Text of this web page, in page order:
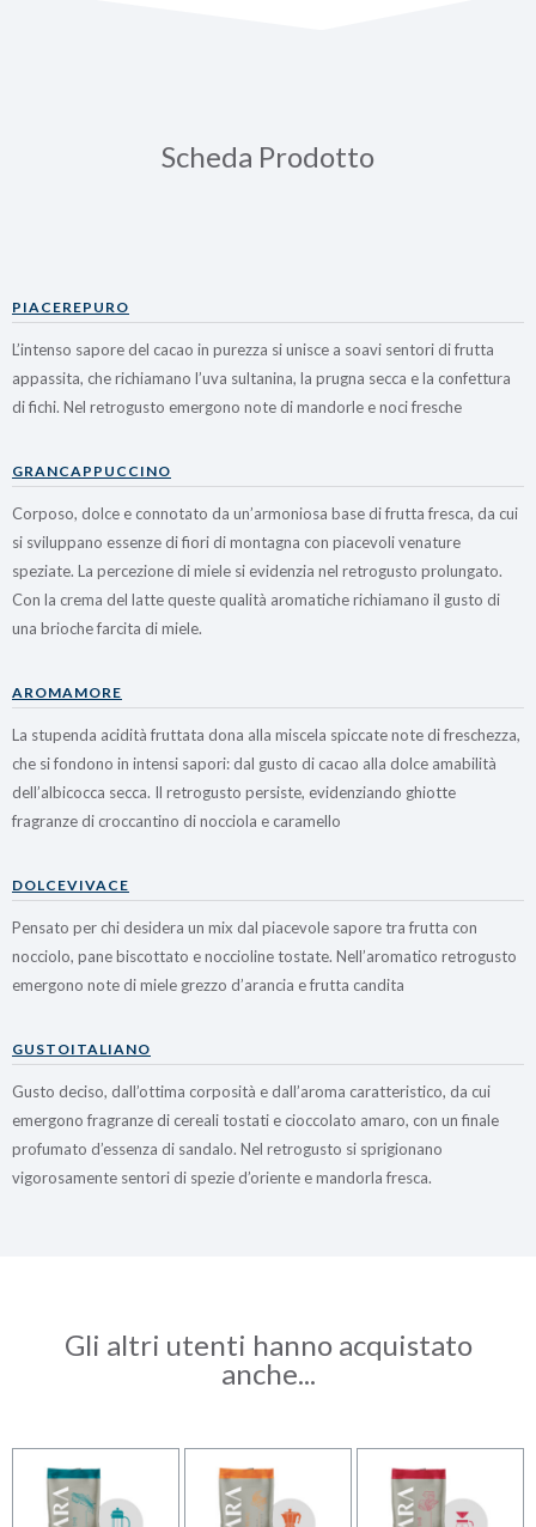
Scheda Prodotto
PIACEREPURO
L’intenso sapore del cacao in purezza si unisce a soavi sentori di frutta
appassita, che richiamano l’uva sultanina, la prugna secca e la confettura
di fichi. Nel retrogusto emergono note di mandorle e noci fresche
GRANCAPPUCCINO
Corposo, dolce e connotato da un’armoniosa base di frutta fresca, da cui
si sviluppano essenze di fiori di montagna con piacevoli venature
speziate. La percezione di miele si evidenzia nel retrogusto prolungato.
Con la crema del latte queste qualità aromatiche richiamano il gusto di
una brioche farcita di miele.
AROMAMORE
La stupenda acidità fruttata dona alla miscela spiccate note di freschezza,
che si fondono in intensi sapori: dal gusto di cacao alla dolce amabilità
dell’albicocca secca. Il retrogusto persiste, evidenziando ghiotte
fragranze di croccantino di nocciola e caramello
DOLCEVIVACE
Pensato per chi desidera un mix dal piacevole sapore tra frutta con
nocciolo, pane biscottato e noccioline tostate. Nell’aromatico retrogusto
emergono note di miele grezzo d’arancia e frutta candita
GUSTOITALIANO
Gusto deciso, dall’ottima corposità e dall’aroma caratteristico, da cui
emergono fragranze di cereali tostati e cioccolato amaro, con un finale
profumato d’essenza di sandalo. Nel retrogusto si sprigionano
vigorosamente sentori di spezie d’oriente e mandorla fresca.
Gli altri utenti hanno acquistato
anche...